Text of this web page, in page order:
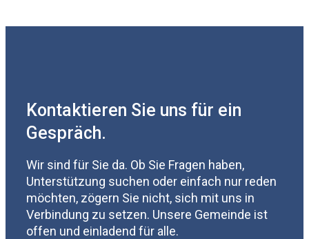
Kontaktieren Sie uns für ein
Gespräch.
Wir sind für Sie da. Ob Sie Fragen haben,
Unterstützung suchen oder einfach nur reden
möchten, zögern Sie nicht, sich mit uns in
Verbindung zu setzen. Unsere Gemeinde ist
offen und einladend für alle.